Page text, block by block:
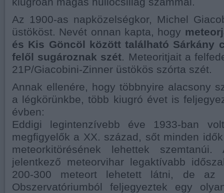
Az 1900-as napközelségkor, Michel
üstököst. Nevét onnan kapta, hogy
és Kis Göncöl között található Sárkány
felől sugároznak szét. Meteoritjait a
21P/Giacobini-Zinner üstökös szórta szét.
Annak ellenére, hogy többnyire alacsony
a légkörünkbe, több kiugró évet is
évben:
Eddigi legintenzívebb éve 1933-ban
megfigyelők a XX. század, sőt minden
meteorkitörésének lehettek
jelentkező meteorvihar legaktívabb
200-300 meteort lehetett látni, de az
Obszervatóriumból feljegyeztek egy